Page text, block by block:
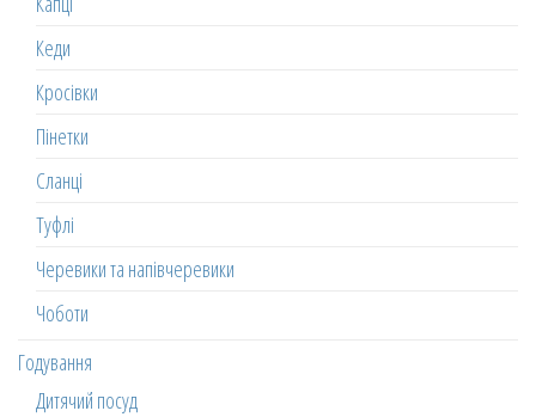
Кеди
Кросівки
Пінетки
Сланці
Туфлі
Черевики та напівчеревики
Чоботи
Годування
Дитячий посуд